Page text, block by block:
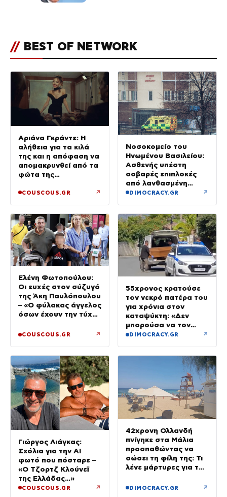
// BEST OF NETWORK
Αριάνα Γκράντε: Η
αλήθεια για τα κιλά
της και η απόφαση να
απομακρυνθεί από τα
φώτα της
COUSCOUS.GR ↗
Νοσοκομείο του
Ηνωμένου Βασιλείου:
Ασθενής υπέστη
σοβαρές επιπλοκές
από λανθασμένη
σύνδεση εντέρου και
DIMOCRACY.GR ↗
Ελένη Φωτοπούλου:
Οι ευχές στον σύζυγό
της Άκη Παυλόπουλου
– «Ο φύλακας άγγελος
όσων έχουν την τύχη
του»
COUSCOUS.GR ↗
55χρονος κρατούσε
τον νεκρό πατέρα του
για χρόνια στον
καταψύκτη: «Δεν
μπορούσα να τον
αποχωριστώ»
DIMOCRACY.GR ↗
Γιώργος Λιάγκας:
Σχόλια για την ΑΙ
φωτό που πόσταρε –
«Ο Τζορτζ Κλούνεϊ
της Ελλάδας…»
COUSCOUS.GR ↗
42χρονη Ολλανδή
πνίγηκε στα Μάλια
προσπαθώντας να
σώσει τη φίλη της: Τι
λένε μάρτυρες για τον
DIMOCRACY.GR ↗